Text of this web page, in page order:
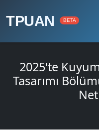
TPUAN BETA
2025'te
Tasarımı